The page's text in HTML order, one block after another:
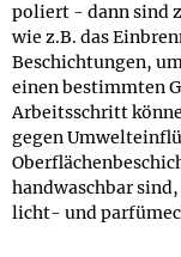
poliert - dann sind
wie z.B. das
Beschichtungen,
einen bestimmten
Arbeitsschritt
gegen
handwaschbar
licht- und